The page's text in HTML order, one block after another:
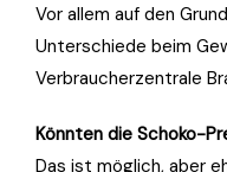
Vor allem auf den
Unterschiede beim
Verbraucherzentrale
Könnten die Schoko-
Das ist möglich, aber